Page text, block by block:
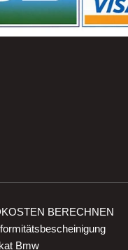
BERECHNEN
Bmw